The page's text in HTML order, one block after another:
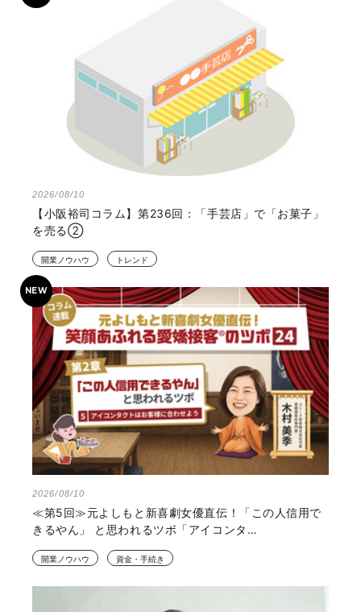
2026/08/10
【小阪裕司コラム】第236回：「手芸店」で「お菓子」
を売る②
開業ノウハウ トレンド
2026/08/10
≪第5回≫元よしもと新喜劇女優直伝！「この人信用で
きるやん」 と思われるツボ「アイコンタ…
開業ノウハウ 資金・手続き